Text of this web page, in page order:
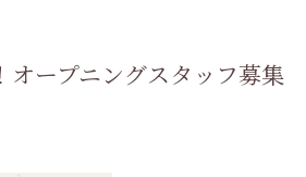
オープニングスタッフ募集